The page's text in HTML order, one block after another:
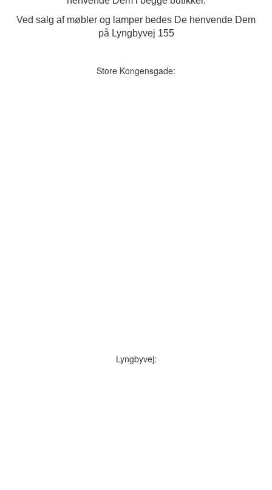
Ved salg af møbler og lamper bedes De henvende Dem
på Lyngbyvej 155
Store Kongensgade:
Lyngbyvej: